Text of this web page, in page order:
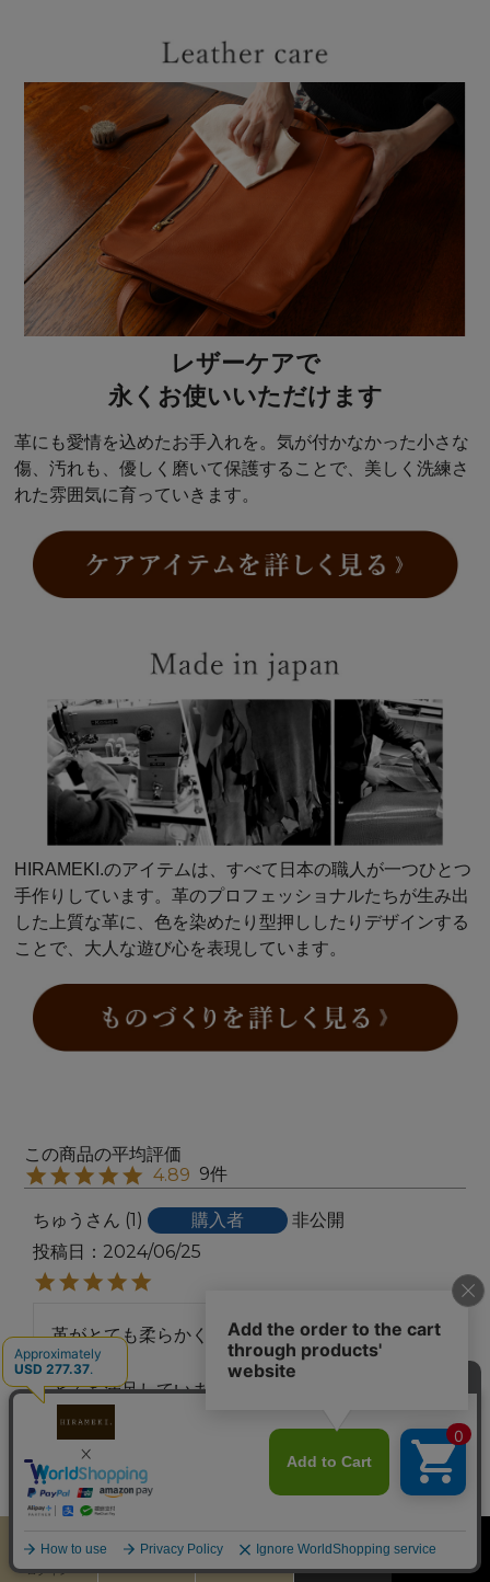
レザーケアで
永くお使いいただけます
革にも愛情を込めたお手入れを。気が付かなかった小さな
傷、汚れも、優しく磨いて保護することで、美しく洗練さ
れた雰囲気に育っていきます。
HIRAMEKI.のアイテムは、すべて日本の職人が一つひとつ
手作りしています。革のプロフェッショナルたちが生み出
した上質な革に、色を染めたり型押ししたりデザインする
ことで、大人な遊び心を表現しています。
4.89 9
ちゅう 1 購入者
非公開
投稿日
2024/06/25
革がとても柔らかく、バッグの質もとても良いで
す。
とても満足しています！
ひろみ 1
投稿日
2024/04/17
ログイン